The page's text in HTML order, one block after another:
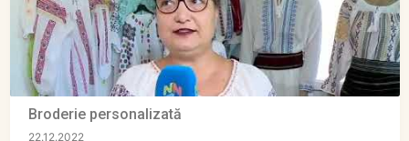
Broderie personalizată
22.12.2022